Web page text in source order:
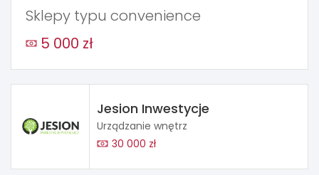
Sklepy typu convenience
5 000 zł
Jesion Inwestycje
Urządzanie wnętrz
30 000 zł